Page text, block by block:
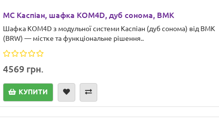
МС Каспіан, шафка KOM4D, дуб сонома, ВМК
Шафка KOM4D з модульної системи Каспіан (дуб сонома) від ВМК
(BRW) — містке та функціональне рішення..
4569 грн.
КУПИТИ